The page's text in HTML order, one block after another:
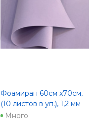
Фоамиран 60см х70см,
(10 листов в уп.), 1,2 мм
"Пастель" пепел розы
Много